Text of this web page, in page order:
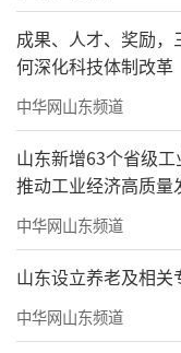
珠海市美术家协会第六
席团成员颁发证书
成果、人才、奖励
何深化科技体制改革
中华网山东频道
山东新增63个省级工
推动工业经济高质量
中华网山东频道
山东设立养老及相
中华网山东频道